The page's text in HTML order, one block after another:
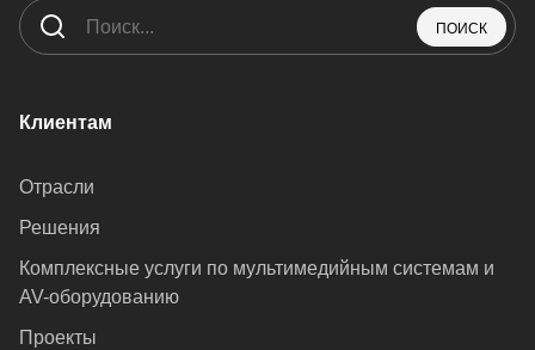
ПОИСК
Клиентам
Отрасли
Решения
Комплексные услуги по мультимедийным системам и
AV-оборудованию
Проекты